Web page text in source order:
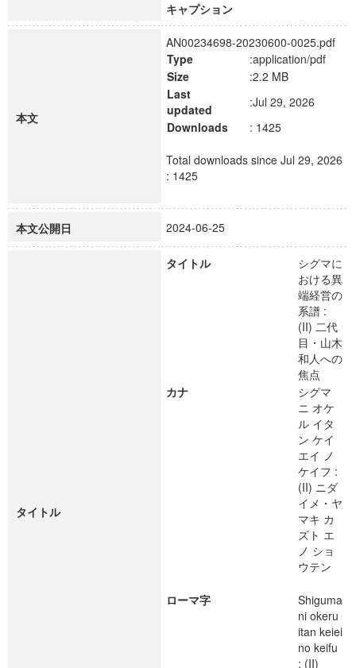
キャプション
本文
AN00234698-20230600-0025.pdf
Type
:application/pdf
Size
:2.2 MB
Last
updated
:Jul 29, 2026
Downloads
: 1425
Total downloads since Jul 29, 2026
: 1425
本文公開日 2024-06-25
タイトル
タイトル
シグマに
おける異
端経営の
系譜 :
(II) 二代
目・山木
和人への
焦点
カナ
シグマ
ニ オケ
ル イタ
ン ケイ
エイ ノ
ケイフ :
(II) ニダ
イメ・ヤ
マキ カ
ズト エ
ノ ショ
ウテン
ローマ字
Shiguma
ni okeru
itan keiei
no keifu
: (II)